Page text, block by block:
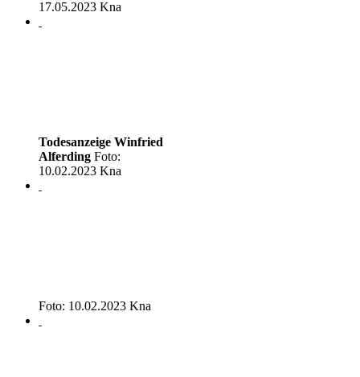
17.05.2023 Kna
Todesanzeige Winfried
Alferding Foto:
10.02.2023 Kna
Foto: 10.02.2023 Kna